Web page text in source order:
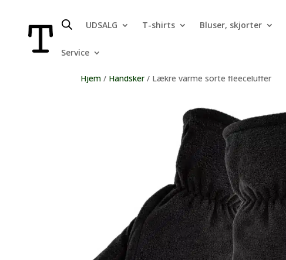
UDSALG T-shirts Bluser, skjorter
Service
Hjem / Handsker/ Lækre varme sorte fleeceluffer